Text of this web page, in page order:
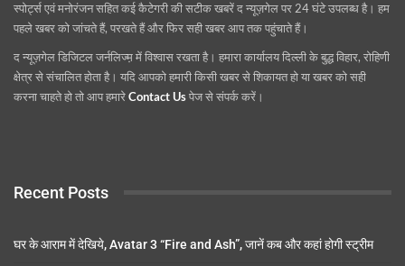
स्पोर्ट्स एवं मनोरंजन सहित कई कैटेगरी की सटीक खबरें द न्यूज़गेल पर 24 घंटे उपलब्ध है। हम
पहले खबर को जांचते हैं, परखते हैं और फिर सही खबर आप तक पहुंचाते हैं।
द न्यूज़गेल डिजिटल जर्नलिज्म़ में विश्वास रखता है। हमारा कार्यालय दिल्ली के बुद्ध विहार, रोहिणी
क्षेत्र से संचालित होता है। यदि आपको हमारी किसी खबर से शिकायत हो या खबर को सही
करना चाहते हो तो आप हमारेContact Usपेज से संपर्क करें।
Recent Posts
घर के आराम में देखिये, Avatar 3 “Fire and Ash”, जानें कब और कहां होगी स्ट्रीम